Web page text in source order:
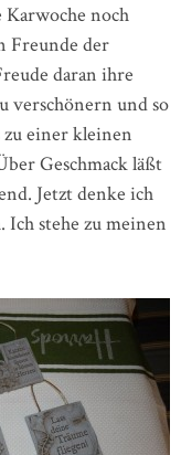
Karwoche noch
Freunde der
daran ihre
verschönern und so
zu einer kleinen
Geschmack läßt
Jetzt denke ich
Ich stehe zu meinen